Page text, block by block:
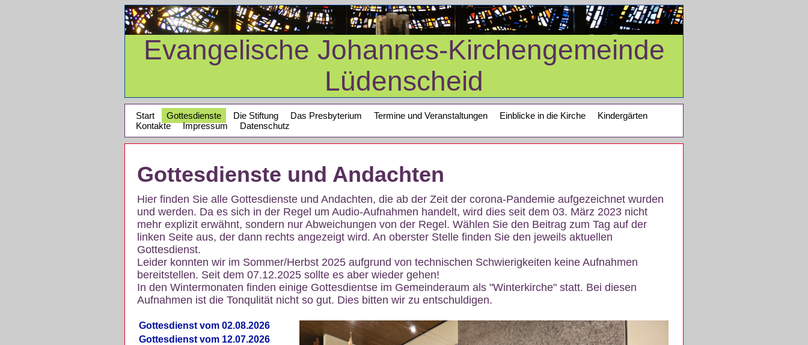
Evangelische Johannes-Kirchengemeinde
Lüdenscheid
Start Gottesdienste Die Stiftung Das Presbyterium Termine und Veranstaltungen Einblicke in die Kirche
Kindergärten
Kontakte
Impressum Datenschutz
Gottesdienste und Andachten
Hier finden Sie alle Gottesdienste und Andachten, die ab der Zeit der corona-Pandemie aufgezeichnet wurden
und werden. Da es sich in der Regel um Audio-Aufnahmen handelt, wird dies seit dem 03. März 2023 nicht
mehr explizit erwähnt, sondern nur Abweichungen von der Regel. Wählen Sie den Beitrag zum Tag auf der
linken Seite aus, der dann rechts angezeigt wird. An oberster Stelle finden Sie den jeweils aktuellen
Gottesdienst.
Leider konnten wir im Sommer/Herbst 2025 aufgrund von technischen Schwierigkeiten keine Aufnahmen
bereitstellen. Seit dem 07.12.2025 sollte es aber wieder gehen!
In den Wintermonaten finden einige Gottesdientse im Gemeinderaum als "Winterkirche" statt. Bei diesen
Aufnahmen ist die Tonqulität nicht so gut. Dies bitten wir zu entschuldigen.
Gottesdienst vom 02.08.2026
Gottesdienst vom 12.07.2026